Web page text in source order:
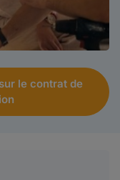
le contrat de